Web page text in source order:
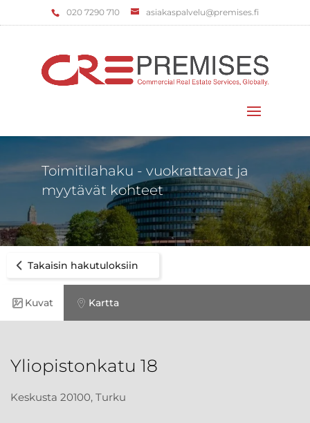
‌020 7290 710 asiakaspalvelu@premises.fi
Toimitilahaku - vuokrattavat ja
myytävät kohteet
Takaisin hakutuloksiin
Kuvat Kartta
Yliopistonkatu 18
Keskusta 20100, Turku